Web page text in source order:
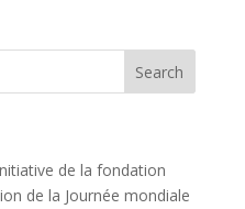
de la fondation
de la Journée mondiale